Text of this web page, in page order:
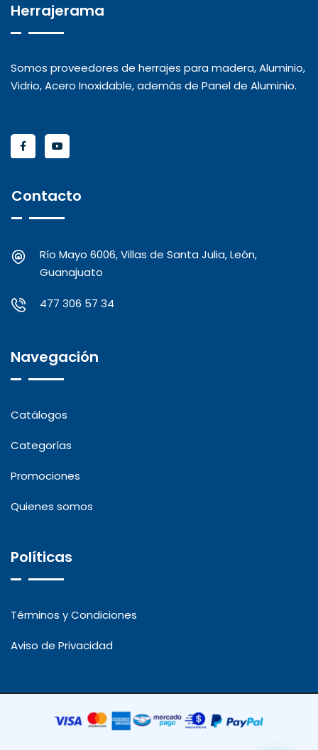
Herrajerama
Somos proveedores de herrajes para madera, Aluminio,
Vidrio, Acero Inoxidable, además de Panel de Aluminio.
Contacto
Río Mayo 6006, Villas de Santa Julia, León,
Guanajuato
477 306 57 34
Navegación
Catálogos
Categorías
Promociones
Quienes somos
Políticas
Términos y Condiciones
Aviso de Privacidad